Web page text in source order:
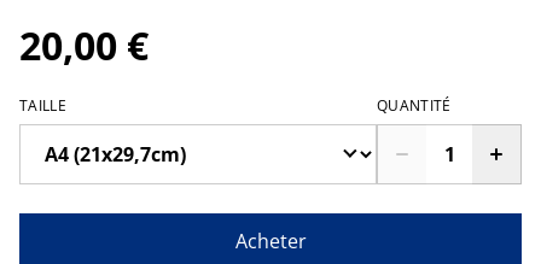
20,00 €
TAILLE QUANTITÉ
Acheter